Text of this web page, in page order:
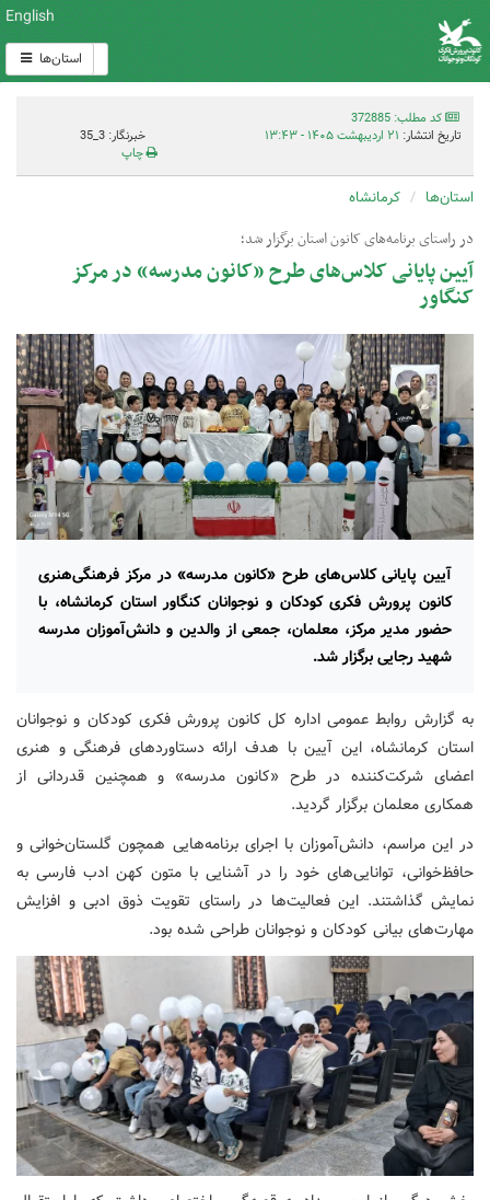
English
استان‌ها
کد مطلب: 372885
تاریخ انتشار: ۲۱ اردیبهشت ۱۴۰۵ - ۱۳:۴۳
خبرنگار: 3_35
چاپ
استان‌ها کرمانشاه
در راستای برنامه‌های کانون استان برگزار شد؛
آیین پایانی کلاس‌های طرح «کانون مدرسه» در مرکز
کنگاور
آیین پایانی کلاس‌های طرح «کانون مدرسه» در مرکز فرهنگی‌هنری
کانون پرورش فکری کودکان و نوجوانان کنگاور استان کرمانشاه، با
حضور مدیر مرکز، معلمان، جمعی از والدین و دانش‌آموزان مدرسه
شهید رجایی برگزار شد.
به گزارش روابط عمومی اداره کل کانون پرورش فکری کودکان و نوجوانان
استان کرمانشاه، این آیین با هدف ارائه دستاوردهای فرهنگی و هنری
اعضای شرکت‌کننده در طرح «کانون مدرسه» و همچنین قدردانی از
همکاری معلمان برگزار گردید.
در این مراسم، دانش‌آموزان با اجرای برنامه‌هایی همچون گلستان‌خوانی و
حافظ‌خوانی، توانایی‌های خود را در آشنایی با متون کهن ادب فارسی به
نمایش گذاشتند. این فعالیت‌ها در راستای تقویت ذوق ادبی و افزایش
مهارت‌های بیانی کودکان و نوجوانان طراحی شده بود.